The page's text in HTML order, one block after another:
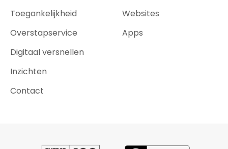
Toegankelijkheid
Overstapservice
Digitaal versnellen
Inzichten
Contact
Websites
Apps